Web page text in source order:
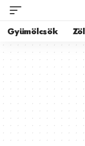
Gyümölcsök